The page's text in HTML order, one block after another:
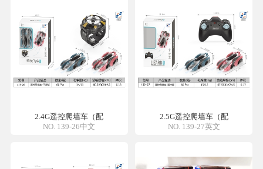
2.4G遥控爬墙车（配
NO. 139-26中文
2.5G遥控爬墙车（配
NO. 139-27英文